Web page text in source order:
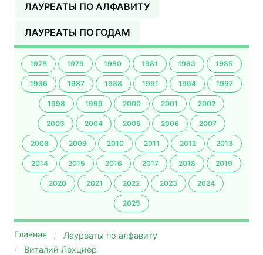
ЛАУРЕАТЫ ПО АЛФАВИТУ
ЛАУРЕАТЫ ПО ГОДАМ
1978 1979 1980 1981 1983 1985
1986 1987 1988 1991 1994 1997
1998 1999 2000 2001 2002
2003 2004 2005 2006 2007
2008 2009 2010 2011 2012 2013
2014 2015 2016 2017 2018 2019
2020 2021 2022 2023 2024
2025
Главная
Лауреаты по алфавиту
Виталий Лехциер